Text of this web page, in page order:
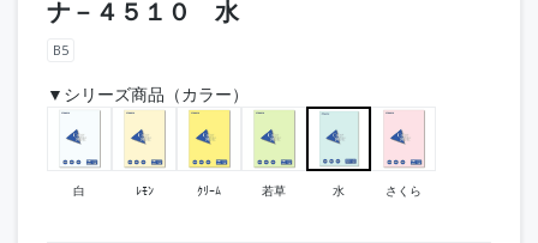
ナ－４５１０ 水
B5
▼シリーズ商品（カラー）
白 ﾚﾓﾝ ｸﾘｰﾑ 若草 水 さくら